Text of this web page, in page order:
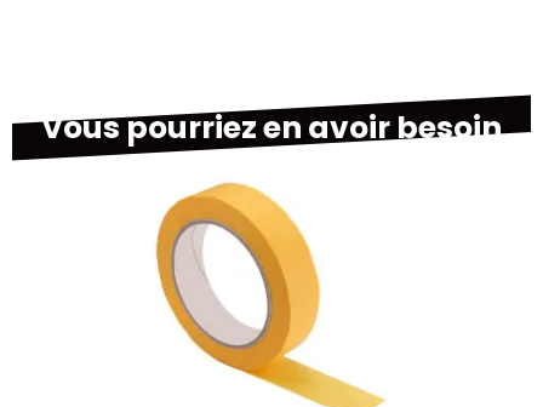
Vous pourriez en avoir besoin